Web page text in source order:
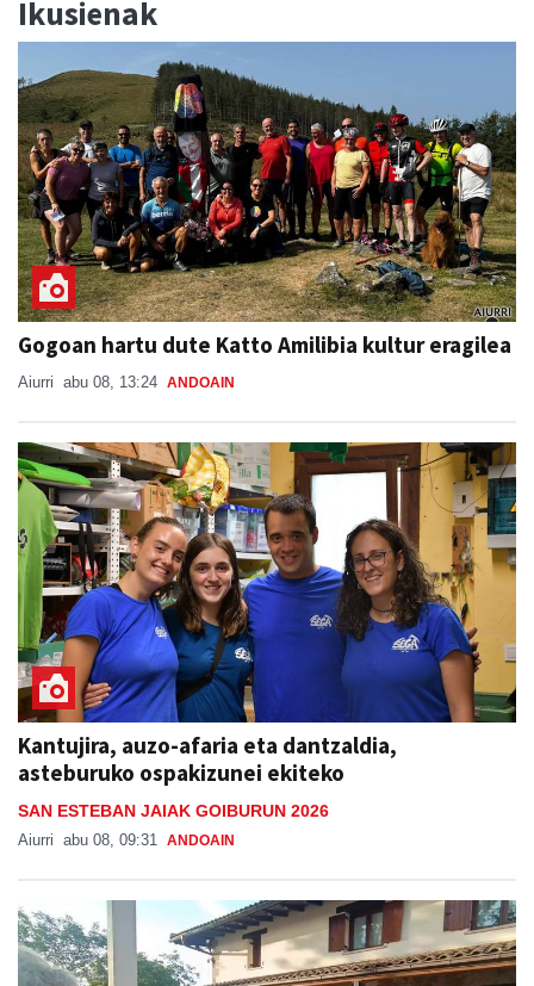
Ikusienak
Gogoan hartu dute Katto Amilibia kultur eragilea
Aiurri abu 08, 13:24 ANDOAIN
Kantujira, auzo-afaria eta dantzaldia,
asteburuko ospakizunei ekiteko
SAN ESTEBAN JAIAK GOIBURUN 2026
Aiurri abu 08, 09:31 ANDOAIN